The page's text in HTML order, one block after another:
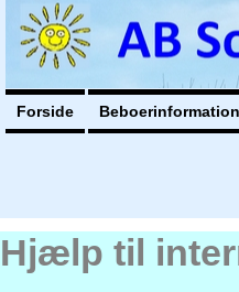
Forside Beboerinformation
Hjælp til